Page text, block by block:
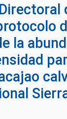
la